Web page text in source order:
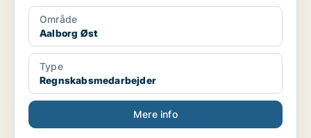
Område
Aalborg Øst
Type
Regnskabsmedarbejder
Mere info